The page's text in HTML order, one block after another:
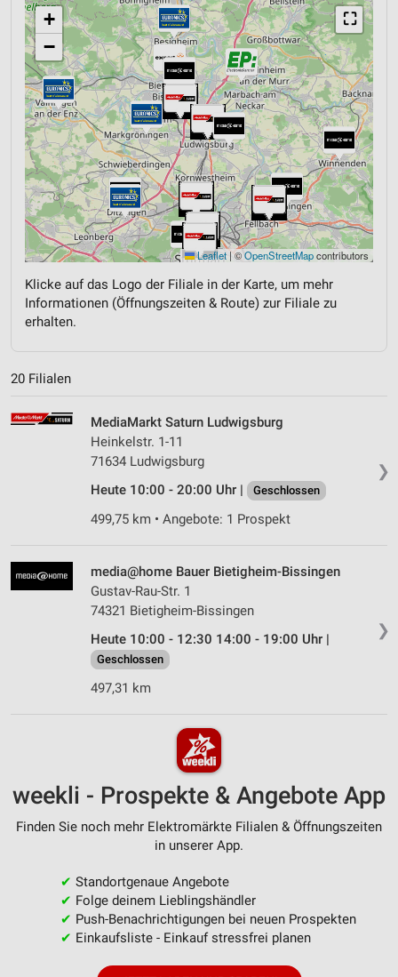
⛶
+
−
Leaflet | ©OpenStreetMapcontributors
Klicke auf das Logo der Filiale in der Karte, um mehr
Informationen (Öffnungszeiten & Route) zur Filiale zu
erhalten.
20 Filialen
❯
MediaMarkt Saturn Ludwigsburg
Heinkelstr. 1-11
71634 Ludwigsburg
Heute 10:00 - 20:00 Uhr |
Geschlossen
499,75 km • Angebote: 1 Prospekt
❯
media@home Bauer Bietigheim-Bissingen
Gustav-Rau-Str. 1
74321 Bietigheim-Bissingen
Heute 10:00 - 12:30 14:00 - 19:00 Uhr |
Geschlossen
497,31 km
weekli - Prospekte & Angebote App
Finden Sie noch mehr Elektromärkte Filialen & Öffnungszeiten
in unserer App.
✔ Standortgenaue Angebote
✔ Folge deinem Lieblingshändler
✔ Push-Benachrichtigungen bei neuen Prospekten
✔ Einkaufsliste - Einkauf stressfrei planen